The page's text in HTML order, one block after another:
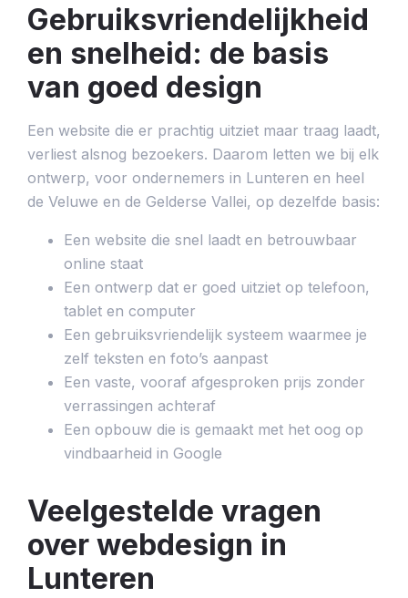
Gebruiksvriendelijkheid
en snelheid: de basis
van goed design
Een website die er prachtig uitziet maar traag laadt,
verliest alsnog bezoekers. Daarom letten we bij elk
ontwerp, voor ondernemers in Lunteren en heel
de Veluwe en de Gelderse Vallei, op dezelfde basis:
Een website die snel laadt en betrouwbaar
online staat
Een ontwerp dat er goed uitziet op telefoon,
tablet en computer
Een gebruiksvriendelijk systeem waarmee je
zelf teksten en foto’s aanpast
Een vaste, vooraf afgesproken prijs zonder
verrassingen achteraf
Een opbouw die is gemaakt met het oog op
vindbaarheid in Google
Veelgestelde vragen
over webdesign in
Lunteren